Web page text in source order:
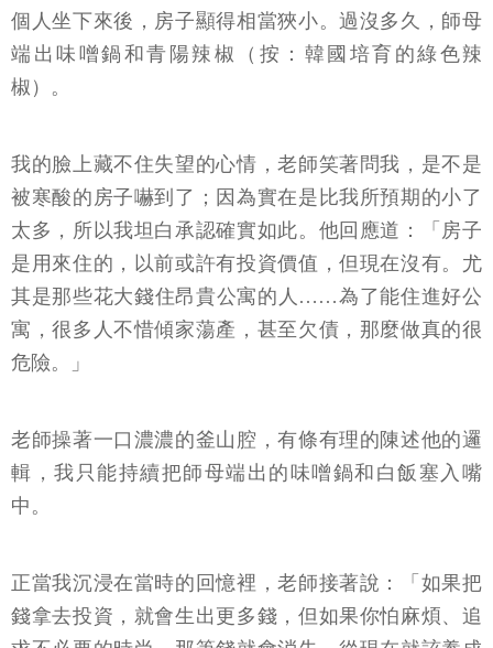
個人坐下來後，房子顯得相當狹小。過沒多久，師母
端出味噌鍋和青陽辣椒（按：韓國培育的綠色辣
椒）。
我的臉上藏不住失望的心情，老師笑著問我，是不是
被寒酸的房子嚇到了；因為實在是比我所預期的小了
太多，所以我坦白承認確實如此。他回應道：「房子
是用來住的，以前或許有投資價值，但現在沒有。尤
其是那些花大錢住昂貴公寓的人……為了能住進好公
寓，很多人不惜傾家蕩產，甚至欠債，那麼做真的很
危險。」
老師操著一口濃濃的釜山腔，有條有理的陳述他的邏
輯，我只能持續把師母端出的味噌鍋和白飯塞入嘴
中。
正當我沉浸在當時的回憶裡，老師接著說：「如果把
錢拿去投資，就會生出更多錢，但如果你怕麻煩、追